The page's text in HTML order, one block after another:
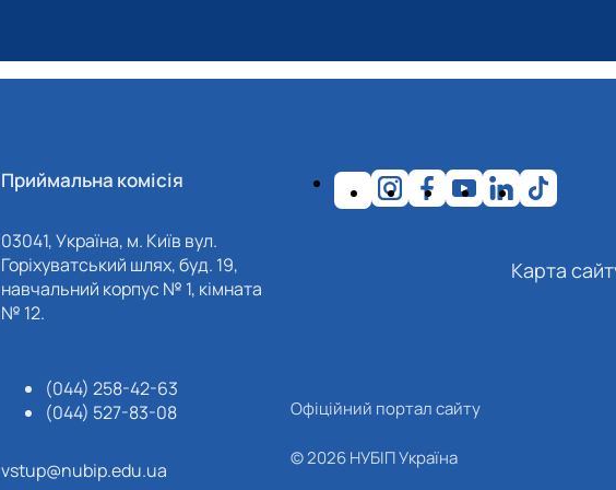
Приймальна комісія
03041, Україна, м. Київ вул.
Горіхуватський шлях, буд. 19,
навчальний корпус № 1, кімната
№ 12.
(044) 258-42-63
(044) 527-83-08
vstup@nubip.edu.ua
Карта
Офіційний портал сайту
© 2026 НУБІП Україна